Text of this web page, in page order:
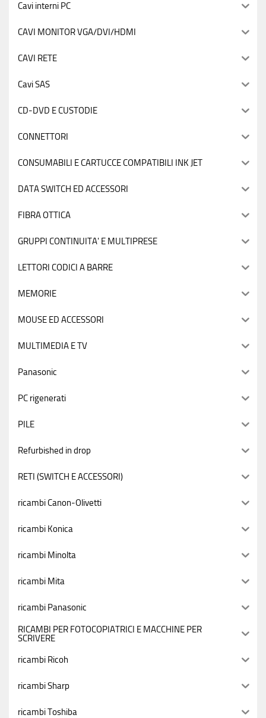
Cavi interni PC
CAVI MONITOR VGA/DVI/HDMI
CAVI RETE
Cavi SAS
CD-DVD E CUSTODIE
CONNETTORI
CONSUMABILI E CARTUCCE COMPATIBILI INK JET
DATA SWITCH ED ACCESSORI
FIBRA OTTICA
GRUPPI CONTINUITA' E MULTIPRESE
LETTORI CODICI A BARRE
MEMORIE
MOUSE ED ACCESSORI
MULTIMEDIA E TV
Panasonic
PC rigenerati
PILE
Refurbished in drop
RETI (SWITCH E ACCESSORI)
ricambi Canon-Olivetti
ricambi Konica
ricambi Minolta
ricambi Mita
ricambi Panasonic
RICAMBI PER FOTOCOPIATRICI E MACCHINE PER
SCRIVERE
ricambi Ricoh
ricambi Sharp
ricambi Toshiba